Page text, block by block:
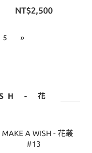
NT$2,500
5 »
- 花